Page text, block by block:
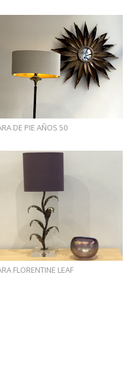
DE PIE AÑOS 50
FLORENTINE LEAF